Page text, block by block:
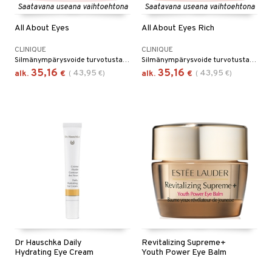
Saatavana useana vaihtoehtona
All About Eyes
CLINIQUE
Silmänympärysvoide turvotusta ja tummia silmänalusia vastaan Cliniquelta
alk. 35,16 € ( 43,95 €)
Saatavana useana vaihtoehtona
All About Eyes Rich
CLINIQUE
Silmänympärysvoide turvotusta ja tummia silmänalusia vastaan, kuivalle iholle, Cliniquelta
alk. 35,16 € ( 43,95 €)
Dr Hauschka Daily
Hydrating Eye Cream
Revitalizing Supreme+
Youth Power Eye Balm